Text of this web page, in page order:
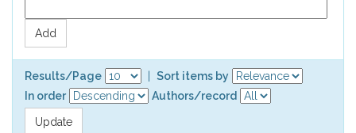
Results/Page
Sort items by
In order
Authors/record